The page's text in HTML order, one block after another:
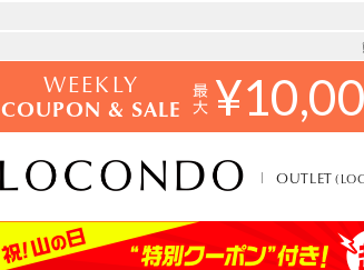
WEEKLY
COUPON & SALE ¥
OUTLET